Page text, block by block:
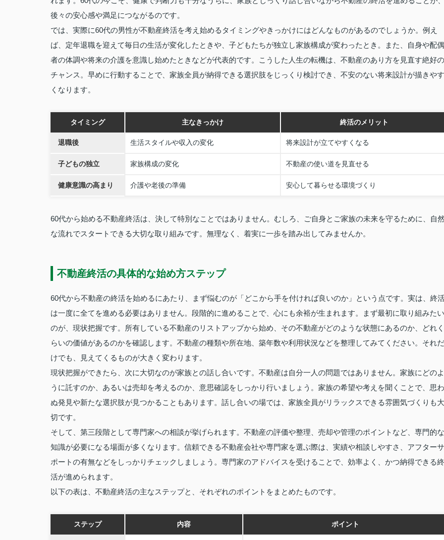
後々の安心感や満足につながるのです。
では、実際に60代の男性が不動産終活を考え始めるタイミングやきっかけにはどんなものがあるのでしょうか。例え
ば、定年退職を迎えて毎日の生活が変化したときや、子どもたちが独立し家族構成が変わったとき。また、自身や配偶
者の体調や将来の介護を意識し始めたときなどが代表的です。こうした人生の転機は、不動産のあり方を見直す絶好の
チャンス。早めに行動することで、家族全員が納得できる選択肢をじっくり検討でき、不安のない将来設計が描きやす
くなります。
タイミング 主なきっかけ 終活のメリット
退職後 生活スタイルや収入の変化 将来設計が立てやすくなる
子どもの独立 家族構成の変化 不動産の使い道を見直せる
健康意識の高まり 介護や老後の準備 安心して暮らせる環境づくり
60代から始める不動産終活は、決して特別なことではありません。むしろ、ご自身とご家族の未来を守るために、自然
な流れでスタートできる大切な取り組みです。無理なく、着実に一歩を踏み出してみませんか。
不動産終活の具体的な始め方ステップ
60代から不動産の終活を始めるにあたり、まず悩むのが「どこから手を付ければ良いのか」という点です。実は、終
は一度に全てを進める必要はありません。段階的に進めることで、心にも余裕が生まれます。まず最初に取り組みたい
のが、現状把握です。所有している不動産のリストアップから始め、その不動産がどのような状態にあるのか、どれく
らいの価値があるのかを確認します。不動産の種類や所在地、築年数や利用状況などを整理してみてください。それだ
けでも、見えてくるものが大きく変わります。
現状把握ができたら、次に大切なのが家族との話し合いです。不動産は自分一人の問題ではありません。家族にどのよ
うに託すのか、あるいは売却を考えるのか、意思確認をしっかり行いましょう。家族の希望や考えを聞くことで、思わ
ぬ発見や新たな選択肢が見つかることもあります。話し合いの場では、家族全員がリラックスできる雰囲気づくりも大
切です。
そして、第三段階として専門家への相談が挙げられます。不動産の評価や整理、売却や管理のポイントなど、専門的な
知識が必要になる場面が多くなります。信頼できる不動産会社や専門家を選ぶ際は、実績や相談しやすさ、アフターサ
ポートの有無などをしっかりチェックしましょう。専門家のアドバイスを受けることで、効率よく、かつ納得できる終
活が進められます。
以下の表は、不動産終活の主なステップと、それぞれのポイントをまとめたものです。
ステップ 内容 ポイント